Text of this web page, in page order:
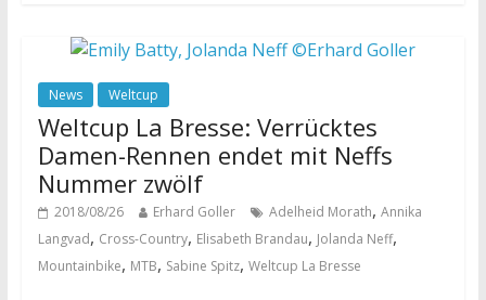
News Weltcup
Weltcup La Bresse: Verrücktes
Damen-Rennen endet mit Neffs
Nummer zwölf
2018/08/26 Erhard Goller Adelheid Morath, Annika
Langvad, Cross-Country, Elisabeth Brandau, Jolanda Neff,
Mountainbike, MTB, Sabine Spitz, Weltcup La Bresse